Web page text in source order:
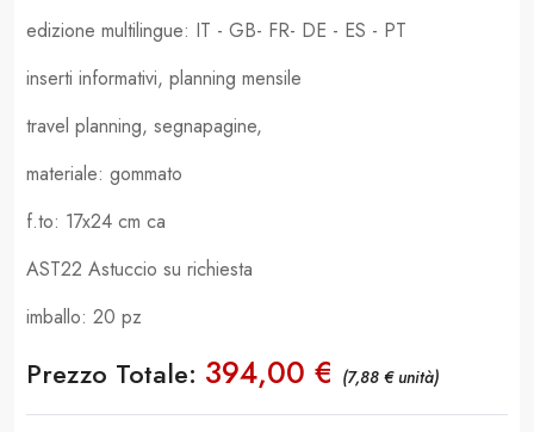
edizione multilingue: IT - GB- FR- DE - ES - PT
inserti informativi, planning mensile
travel planning, segnapagine,
materiale: gommato
f.to: 17x24 cm ca
AST22 Astuccio su richiesta
imballo: 20 pz
Prezzo Totale: 394,00 € (7,88 € unità)